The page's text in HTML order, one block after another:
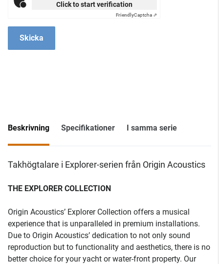
Click to start verification
FriendlyCaptcha ⇗
Skicka
Beskrivning Specifikationer I samma serie
Takhögtalare i Explorer-serien från Origin Acoustics
THE EXPLORER COLLECTION
Origin Acoustics’ Explorer Collection offers a musical
experience that is unparalleled in premium installations.
Due to Origin Acoustics’ dedication to not only sound
reproduction but to functionality and aesthetics, there is no
better choice for your yacht or water-front property. Our